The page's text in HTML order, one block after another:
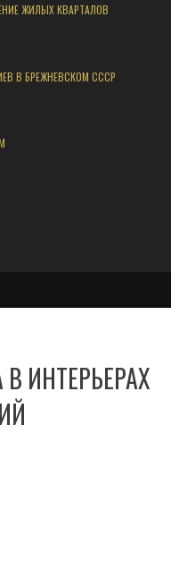
ЖИЛЫХ КВАРТАЛОВ
В БРЕЖНЕВСКОМ СССР
ИНТЕРЬЕРАХ